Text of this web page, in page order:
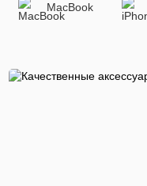
MacBook